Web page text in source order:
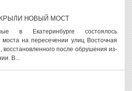
НОВЫЙ МОСТ
в Екатеринбурге состоялось
на пересечении улиц Восточная
после обрушения из-
В...